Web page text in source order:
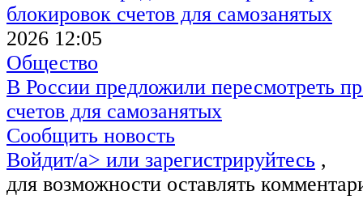
2026 12:05
Общество
В России предложили пересмотреть
счетов для самозанятых
Сообщить новость
Войдит/a> или зарегистрируйтесь ,
для возможности оставлять